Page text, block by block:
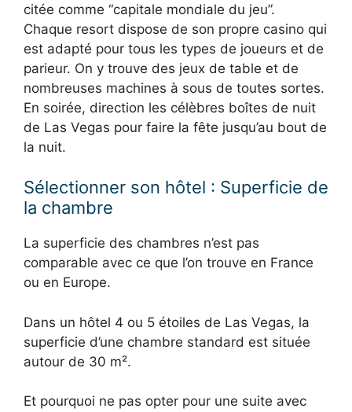
citée comme “capitale mondiale du jeu”.
Chaque resort dispose de son propre casino qui
est adapté pour tous les types de joueurs et de
parieur. On y trouve des jeux de table et de
nombreuses machines à sous de toutes sortes.
En soirée, direction les célèbres boîtes de nuit
de Las Vegas pour faire la fête jusqu’au bout de
la nuit.
Sélectionner son hôtel : Superficie de
la chambre
La superficie des chambres n’est pas
comparable avec ce que l’on trouve en France
ou en Europe.
Dans un hôtel 4 ou 5 étoiles de Las Vegas, la
superficie d’une chambre standard est située
autour de 30 m².
Et pourquoi ne pas opter pour une suite avec